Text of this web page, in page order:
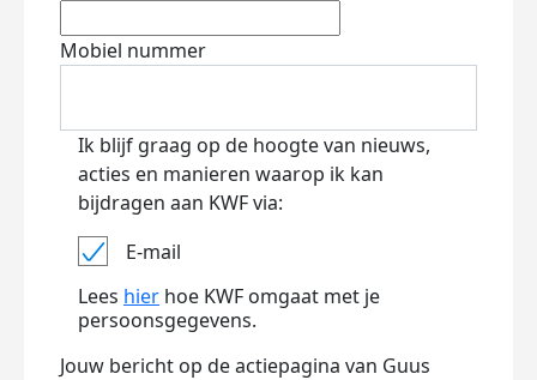
Mobiel nummer
Ik blijf graag op de hoogte van nieuws,
acties en manieren waarop ik kan
bijdragen aan KWF via:
E-mail
Lees hier hoe KWF omgaat met je
persoonsgegevens.
Jouw bericht op de actiepagina van Guus